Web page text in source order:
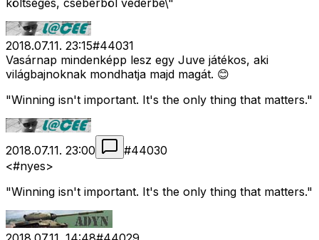
2018.07.11. 23:15#44031
Vasárnap mindenképp lesz egy Juve játékos, aki
világbajnoknak mondhatja majd magát. 😊
"Winning isn't important. It's the only thing that matters."
2018.07.11. 23:00 #44030
<#nyes>
"Winning isn't important. It's the only thing that matters."